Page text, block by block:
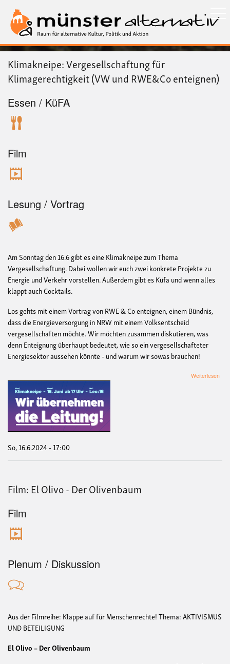
zum
Inhalt
Klimakneipe: Vergesellschaftung für
Klimagerechtigkeit (VW und RWE&Co enteignen)
Essen / KüFA
Film
Lesung / Vortrag
Am Sonntag den 16.6 gibt es eine Klimakneipe zum Thema
Vergesellschaftung. Dabei wollen wir euch zwei konkrete Projekte zu
Energie und Verkehr vorstellen. Außerdem gibt es Küfa und wenn alles
klappt auch Cocktails.
Los gehts mit einem Vortrag von RWE & Co enteignen, einem Bündnis,
dass die Energieversorgung in NRW mit einem Volksentscheid
vergesellschaften möchte. Wir möchten zusammen diskutieren, was
denn Enteignung überhaupt bedeutet, wie so ein vergesellschafteter
Energiesektor aussehen könnte - und warum wir sowas brauchen!
Weiterlesen
So, 16.6.2024 - 17:00
Film: El Olivo - Der Olivenbaum
Film
Plenum / Diskussion
Aus der Filmreihe: Klappe auf für Menschenrechte! Thema: AKTIVISMUS
UND BETEILIGUNG
El Olivo – Der Olivenbaum